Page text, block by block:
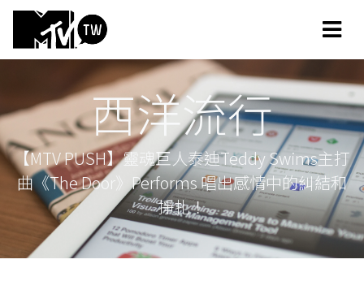
西洋流行
【MTV PUSH】靈魂巨人泰迪Teddy Swims主打
曲《The Door》Performs 唱出感情中的糾結和
掙扎！